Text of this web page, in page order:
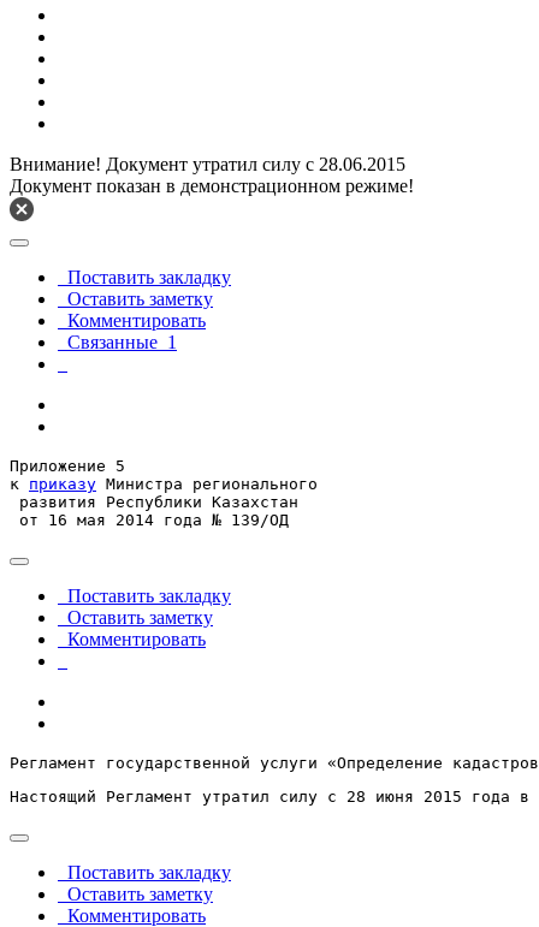
Внимание! Документ утратил силу с 28.06.2015
Документ показан в демонстрационном режиме!
Поставить закладку
Оставить заметку
Комментировать
Связанные 1
Приложение 5
к приказу Министра регионального
развития Республики Казахстан
от 16 мая 2014 года № 139/ОД
Поставить закладку
Оставить заметку
Комментировать
Регламент государственной услуги «Определение
Настоящий Регламент утратил силу с 28 июня 2015 года
Поставить закладку
Оставить заметку
Комментировать